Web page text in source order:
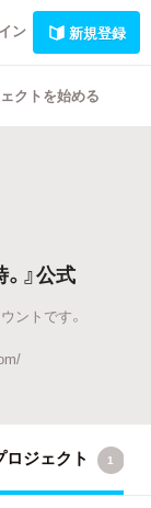
ン 新規登録
クトを始める
』公式
ントです。
ジェクト 1